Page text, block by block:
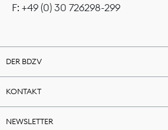
F: +49 (0) 30 726298-299
DER BDZV
KONTAKT
NEWSLETTER